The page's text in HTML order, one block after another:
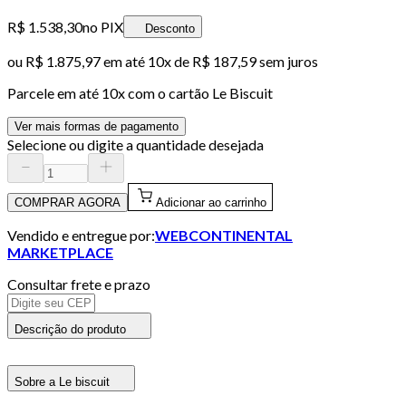
R$ 1.538,30no PIX Desconto
ou R$ 1.875,97em até 10x de R$ 187,59 sem juros
Parcele em até 10x com o cartão Le Biscuit
Ver mais formas de pagamento
Selecione ou digite a quantidade desejada
COMPRAR AGORA Adicionar ao carrinho
Vendido e entregue por:WEBCONTINENTAL
MARKETPLACE
Consultar frete e prazo
Descrição do produto
Sobre a Le biscuit